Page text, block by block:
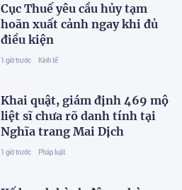
Cục Thuế yêu cầu hủy tạm
hoãn xuất cảnh ngay khi đủ
điều kiện
1 giờ trước Kinh tế
Khai quật, giám định 469 mộ
liệt sĩ chưa rõ danh tính tại
Nghĩa trang Mai Dịch
1 giờ trước Pháp luật